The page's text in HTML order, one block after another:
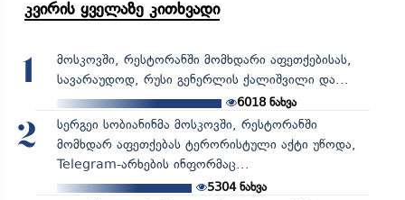
კვირის ყველაზე კითხვადი
1
მოსკოვში, რესტორანში მომხდარი აფეთქებისას,
სავარაუდოდ, რუსი გენერლის ქალიშვილი და...
6018 ნახვა
2
სერგეი სობიანინმა მოსკოვში, რესტორანში
მომხდარ აფეთქებას ტერორისტული აქტი უწოდა,
Telegram-არხების ინფორმაც...
5304ნახვა